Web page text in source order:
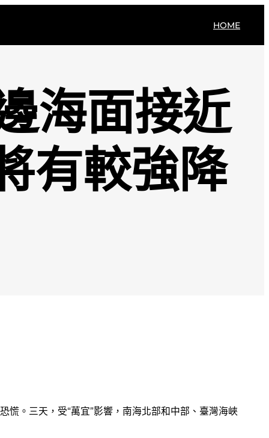
HOME
海面接近
有較強降
慌。三天，受“萬宜”影響，南海北部和中部、臺灣海峽